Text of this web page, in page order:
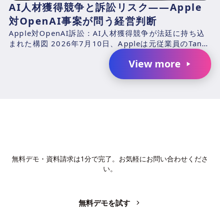
AI人材獲得競争と訴訟リスク――Apple
対OpenAI事案が問う経営判断
Apple対OpenAI訴訟：AI人材獲得競争が法廷に持ち込
まれた構図 2026年7月10日、Appleは元従業員のTang
View more
無料デモ・資料請求は1分で完了。お気軽にお問い合わせくださ
い。
無料デモを試す